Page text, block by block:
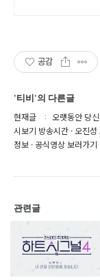
공감
'티비'의 다른글
현재글
오랫동안 당
시보기 방송시간 · 오진
정보 · 공식영상 보러가기
관련글